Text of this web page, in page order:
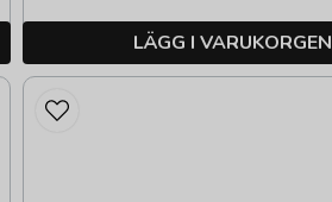
LÄGG I VARUKORGEN